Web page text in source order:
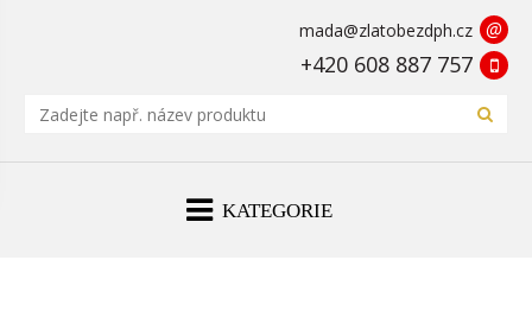
mada@zlatobezdph.cz @
+420 608 887 757
KATEGORIE